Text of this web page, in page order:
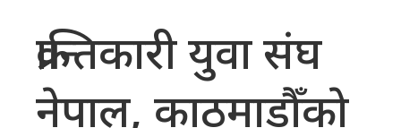
क्रान्तिकारी युवा संघ
नेपाल, काठमाडौँकाे